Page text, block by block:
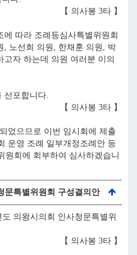
【 의사봉 3타 】
따라 조례등심사특별위원회
, 노선희 의원, 한채훈 의원, 박
자 하는데 의원 여러분 이의
선포합니다.
【 의사봉 3타 】
었으므로 이번 임시회에 제출
운영 조례 일부개정조례안 등
원회에 회부하여 심사하겠습니
문특별위원회 구성결의안
의왕시의회 인사청문특별위
【 의사봉 3타 】